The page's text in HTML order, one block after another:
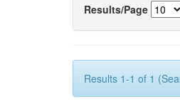
Results/Page
Results 1-1 of 1